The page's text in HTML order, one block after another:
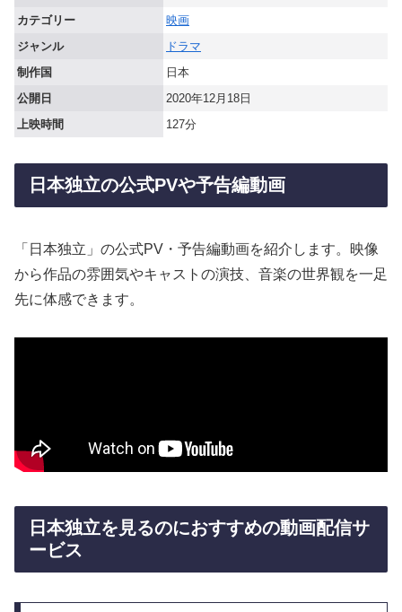
カテゴリー
映画
ジャンル
ドラマ
制作国
日本
公開日
2020年12月18日
上映時間
127分
日本独立の公式PVや予告編動画
「日本独立」の公式PV・予告編動画を紹介します。映像
から作品の雰囲気やキャストの演技、音楽の世界観を一足
先に体感できます。
日本独立を見るのにおすすめの動画配信サ
ービス